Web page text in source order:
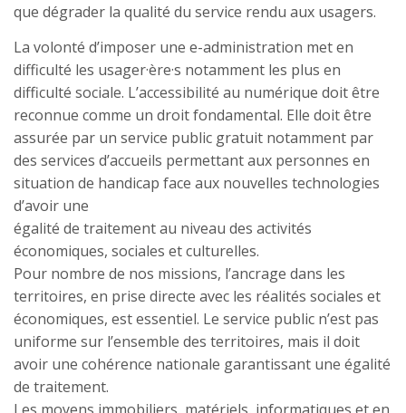
que dégrader la qualité du service rendu aux usagers.
La volonté d’imposer une e-administration met en
difficulté les usager·ère·s notamment les plus en
difficulté sociale. L’accessibilité au numérique doit être
reconnue comme un droit fondamental. Elle doit être
assurée par un service public gratuit notamment par
des services d’accueils permettant aux personnes en
situation de handicap face aux nouvelles technologies
d’avoir une
égalité de traitement au niveau des activités
économiques, sociales et culturelles.
Pour nombre de nos missions, l’ancrage dans les
territoires, en prise directe avec les réalités sociales et
économiques, est essentiel. Le service public n’est pas
uniforme sur l’ensemble des territoires, mais il doit
avoir une cohérence nationale garantissant une égalité
de traitement.